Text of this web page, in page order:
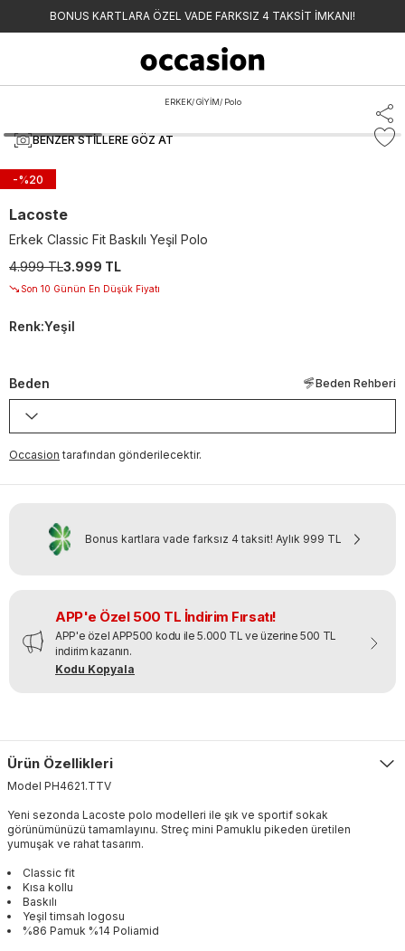
BONUS KARTLARA ÖZEL VADE FARKSIZ 4 TAKSİT İMKANI!
ERKEK/ GİYİM/ Polo
BENZER STILLERE GÖZ AT
-%20
Lacoste
Erkek Classic Fit Baskılı Yeşil Polo
4.999 TL3.999 TL
Son 10 Günün En Düşük Fiyatı
Renk:Yeşil
Beden Beden Rehberi
Occasion tarafından gönderilecektir.
Bonus kartlara vade farksız 4 taksit! Aylık 999 TL
APP'e Özel 500 TL İndirim Fırsatı!
APP'e özel APP500 kodu ile 5.000 TL ve üzerine 500 TL
indirim kazanın.
Kodu Kopyala
Ürün Özellikleri
Model PH4621.TTV
Yeni sezonda Lacoste polo modelleri ile şık ve sportif sokak
görünümünüzü tamamlayınu. Streç mini Pamuklu pikeden üretilen
yumuşak ve rahat tasarım.
Classic fit
Kısa kollu
Baskılı
Yeşil timsah logosu
%86 Pamuk %14 Poliamid